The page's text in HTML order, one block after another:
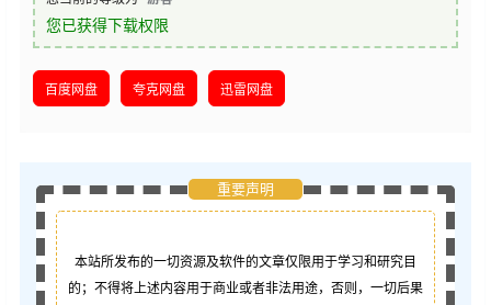
您已获得下载权限
百度网盘 夸克网盘 迅雷网盘
重要声明
本站所发布的一切资源及软件的文章仅限用于学习和研究目
的；不得将上述内容用于商业或者非法用途，否则，一切后果